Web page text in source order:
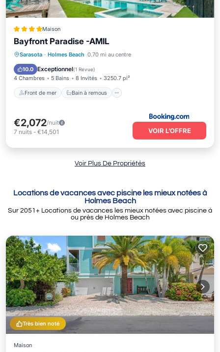
Maison
Bayfront Paradise -AMIL
Sarasota · Holmes Beach 0.70 mi au centre
10.0 Exceptionnel(1 Revue)
4 Chambres 5 Bains 8 Invités 3250.7 pi²
Front de mer Bain à remous
Front de mer Bain à remous
Piscine
€2,072/nuit
7 nuits - €14,501 VOIR L’OFFRE
Voir Plus De Propriétés
Locations de vacances avec piscine les mieux notées à
Holmes Beach
Sur 2051 + Locations de vacances les mieux notées avec piscine à
ou près de Holmes Beach
Très bien noté
Maison